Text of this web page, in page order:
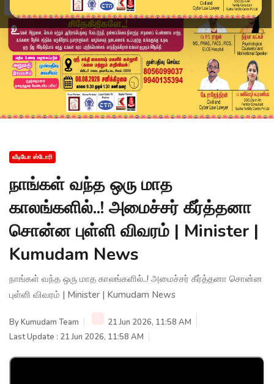
வீடியோ ஸ்டோரி
நாங்கள் வந்த ஒரு மாத
காலங்களில்..! அமைச்சர் கீர்த்தனா
சொன்ன புள்ளி விவரம் | Minister |
Kumudam News
நாங்கள் வந்த ஒரு மாத காலங்களில்..! அமைச்சர் கீர்த்தனா சொன்ன
புள்ளி விவரம் | Minister | Kumudam News
ByKumudam Team
21 Jun 2026, 11:58 AM
Last Update : 21 Jun 2026, 11:58 AM